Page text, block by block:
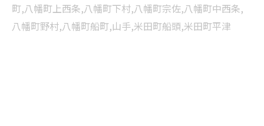
町,八幡町上西条,八幡町下村,八幡町宗佐,八幡町中西条,
八幡町野村,八幡町船町,山手,米田町船頭,米田町平津